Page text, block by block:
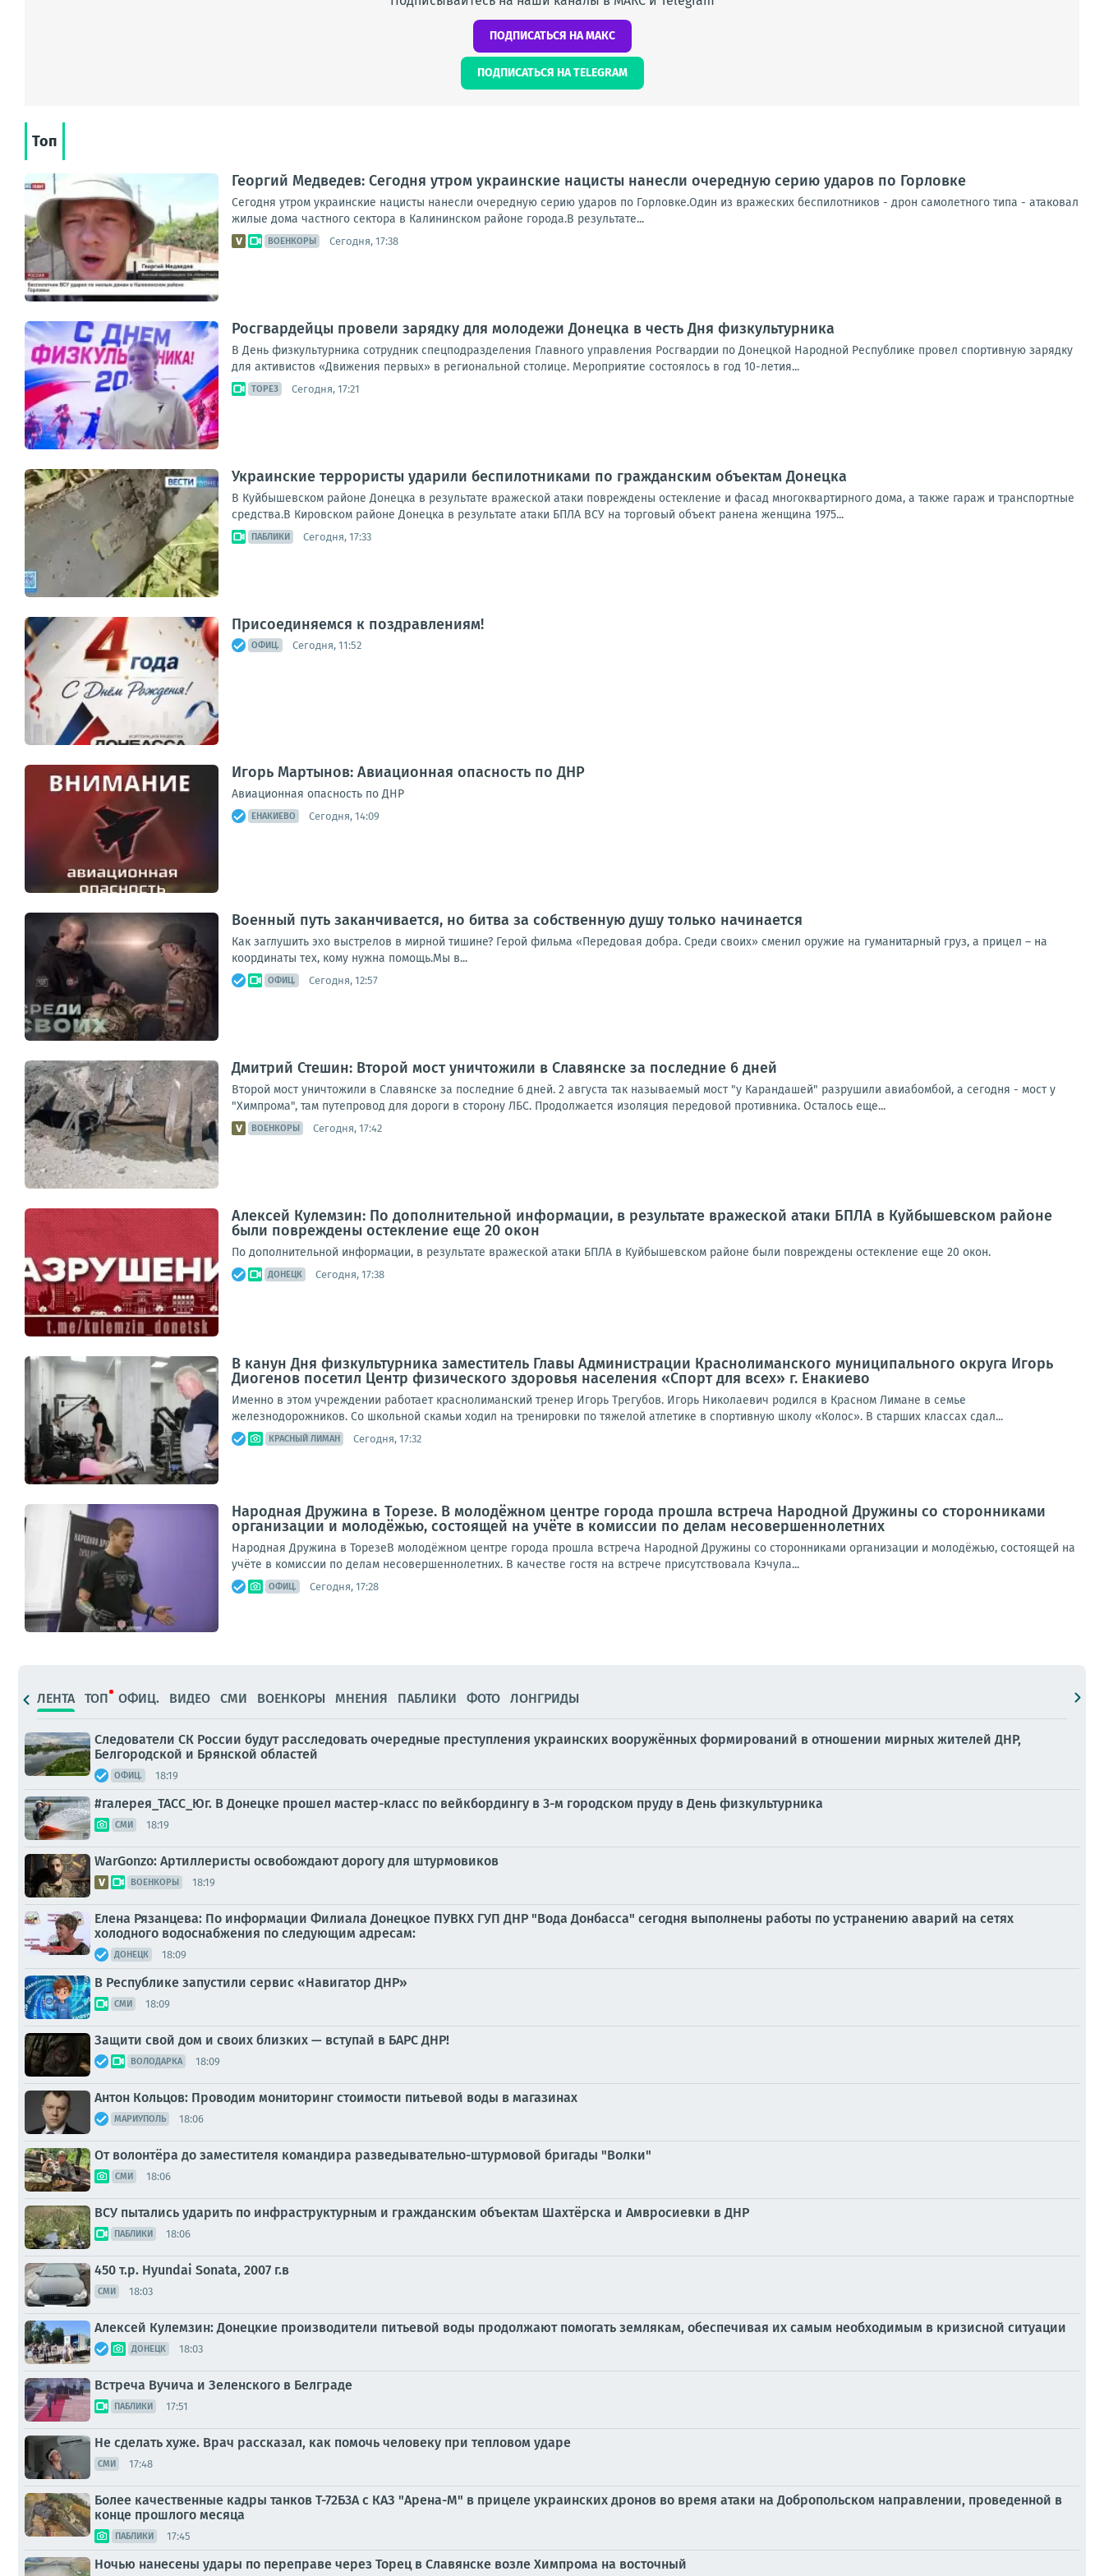
ПОДПИСАТЬСЯ НА МАКС
ПОДПИСАТЬСЯ НА TELEGRAM
Топ
Георгий Медведев: Сегодня утром украинские нацисты нанесли очередную серию ударов по Горловке
Сегодня утром украинские нацисты нанесли очередную серию ударов по Горловке.Один из вражеских беспилотников - дрон самолетного типа - атаковал
жилые дома частного сектора в Калининском районе города.В результате...
ВОЕНКОРЫ Сегодня, 17:38
Росгвардейцы провели зарядку для молодежи Донецка в честь Дня физкультурника
В День физкультурника сотрудник спецподразделения Главного управления Росгвардии по Донецкой Народной Республике провел спортивную зарядку
для активистов «Движения первых» в региональной столице. Мероприятие состоялось в год 10-летия...
ТОРЕЗ Сегодня, 17:21
Украинские террористы ударили беспилотниками по гражданским объектам Донецка
В Куйбышевском районе Донецка в результате вражеской атаки повреждены остекление и фасад многоквартирного дома, а также гараж и транспортные
средства.В Кировском районе Донецка в результате атаки БПЛА ВСУ на торговый объект ранена женщина 1975...
ПАБЛИКИ Сегодня, 17:33
Присоединяемся к поздравлениям!
ОФИЦ. Сегодня, 11:52
Игорь Мартынов: Авиационная опасность по ДНР
Авиационная опасность по ДНР
ЕНАКИЕВО Сегодня, 14:09
Военный путь заканчивается, но битва за собственную душу только начинается
Как заглушить эхо выстрелов в мирной тишине? Герой фильма «Передовая добра. Среди своих» сменил оружие на гуманитарный груз, а прицел – на
координаты тех, кому нужна помощь.Мы в...
ОФИЦ. Сегодня, 12:57
Дмитрий Стешин: Второй мост уничтожили в Славянске за последние 6 дней
Второй мост уничтожили в Славянске за последние 6 дней. 2 августа так называемый мост "у Карандашей" разрушили авиабомбой, а сегодня - мост у
"Химпрома", там путепровод для дороги в сторону ЛБС. Продолжается изоляция передовой противника. Осталось еще...
ВОЕНКОРЫ Сегодня, 17:42
Алексей Кулемзин: По дополнительной информации, в результате вражеской атаки БПЛА в Куйбышевском районе
были повреждены остекление еще 20 окон
По дополнительной информации, в результате вражеской атаки БПЛА в Куйбышевском районе были повреждены остекление еще 20 окон.
ДОНЕЦК Сегодня, 17:38
В канун Дня физкультурника заместитель Главы Администрации Краснолиманского муниципального округа Игорь
Диогенов посетил Центр физического здоровья населения «Спорт для всех» г. Енакиево
Именно в этом учреждении работает краснолиманский тренер Игорь Трегубов. Игорь Николаевич родился в Красном Лимане в семье
железнодорожников. Со школьной скамьи ходил на тренировки по тяжелой атлетике в спортивную школу «Колос». В старших классах сдал...
КРАСНЫЙ ЛИМАН Сегодня, 17:32
Народная Дружина в Торезе. В молодёжном центре города прошла встреча Народной Дружины со сторонниками
организации и молодёжью, состоящей на учёте в комиссии по делам несовершеннолетних
Народная Дружина в ТорезеВ молодёжном центре города прошла встреча Народной Дружины со сторонниками организации и молодёжью, состоящей на
учёте в комиссии по делам несовершеннолетних. В качестве гостя на встрече присутствовала Кэчула...
ОФИЦ. Сегодня, 17:28
ЛЕНТА ТОП ОФИЦ. ВИДЕО СМИ ВОЕНКОРЫ МНЕНИЯ ПАБЛИКИ ФОТО ЛОНГРИДЫ
Следователи СК России будут расследовать очередные преступления украинских вооружённых формирований в отношении мирных жителей ДНР,
Белгородской и Брянской областей
ОФИЦ. 18:19
#галерея_ТАСС_Юг. В Донецке прошел мастер-класс по вейкбордингу в 3-м городском пруду в День физкультурника
СМИ 18:19
WarGonzo: Артиллеристы освобождают дорогу для штурмовиков
ВОЕНКОРЫ 18:19
Елена Рязанцева: По информации Филиала Донецкое ПУВКХ ГУП ДНР "Вода Донбасса" сегодня выполнены работы по устранению аварий на сетях
холодного водоснабжения по следующим адресам:
ДОНЕЦК 18:09
В Республике запустили сервис «Навигатор ДНР»
СМИ 18:09
Защити свой дом и своих близких — вступай в БАРС ДНР!
ВОЛОДАРКА 18:09
Антон Кольцов: Проводим мониторинг стоимости питьевой воды в магазинах
МАРИУПОЛЬ 18:06
От волонтёра до заместителя командира разведывательно-штурмовой бригады "Волки"
СМИ 18:06
ВСУ пытались ударить по инфраструктурным и гражданским объектам Шахтёрска и Амвросиевки в ДНР
ПАБЛИКИ 18:06
450 т.p. Hyundai Sonata, 2007 г.в
СМИ 18:03
Алексей Кулемзин: Донецкие производители питьевой воды продолжают помогать землякам, обеспечивая их самым необходимым в кризисной ситуации
ДОНЕЦК 18:03
Встреча Вучича и Зеленского в Белграде
ПАБЛИКИ 17:51
Не сделать хуже. Врач рассказал, как помочь человеку при тепловом ударе
СМИ 17:48
Более качественные кадры танков Т-72Б3А с КАЗ "Арена-М" в прицеле украинских дронов во время атаки на Добропольском направлении, проведенной в
конце прошлого месяца
ПАБЛИКИ 17:45
Ночью нанесены удары по переправе через Торец в Славянске возле Химпрома на восточный